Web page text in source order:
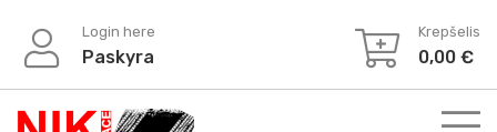
Login here
Paskyra
Krepšelis
0,00 €